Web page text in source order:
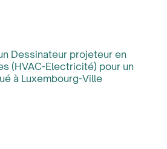
Dessinateur projeteur en
(HVAC-Electricité) pour un
à Luxembourg-Ville